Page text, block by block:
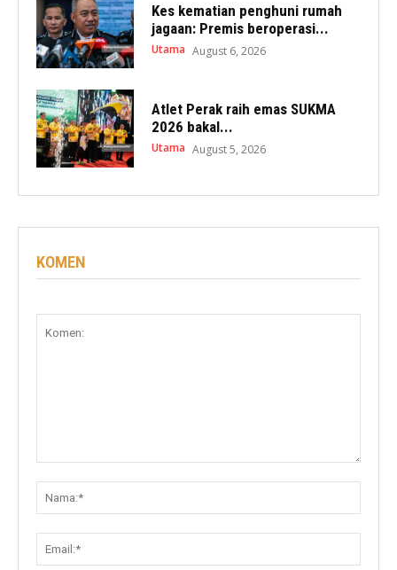
Kes kematian penghuni rumah
jagaan: Premis beroperasi...
Utama August 6, 2026
Atlet Perak raih emas SUKMA
2026 bakal...
Utama August 5, 2026
KOMEN